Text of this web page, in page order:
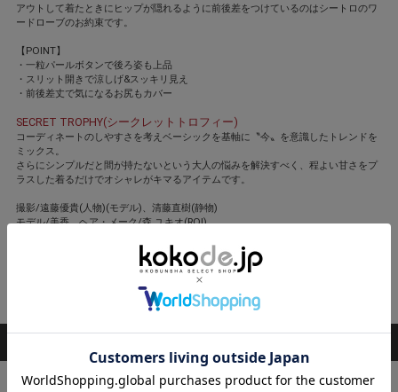
アウトして着たときにヒップが隠れるように前後差をつけているのはシートロのワ
ードローブのお約束です。
【POINT】
・一粒パールボタンで後ろ姿も上品
・スリット開きで涼しげ&スッキリ見え
・前後差丈で気になるお尻もカバー
SECRET TROPHY(シークレットトロフィー)
コーディネートのしやすさを考えベーシックを基軸に〝今〟を意識したトレンドを
ミックス。
さらにシンプルだと間が持たないという大人の悩みを解決すべく、程よい甘さをプ
ラスした着るだけでオシャレがキマるアイテムです。
撮影/遠藤優貴(人物)(モデル)、清藤直樹(静物)
モデル/美香 ヘア・メーク/森 ユキオ(ROI)
閉じる